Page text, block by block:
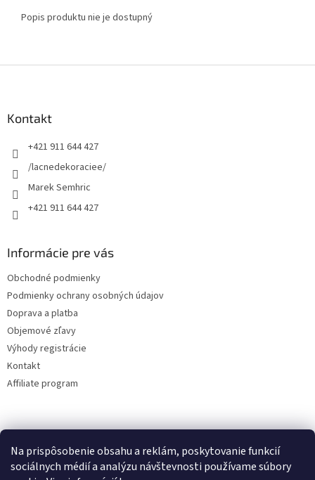
Na prispôsobenie obsahu a reklám, poskytovanie funkcií
sociálnych médií a analýzu návštevnosti používame súbory
Popis produktu nie je dostupný
Kontakt
+421 911 644 427
/lacnedekoraciee/
Marek Semhric
+421 911 644 427
Informácie pre vás
Obchodné podmienky
Podmienky ochrany osobných údajov
Doprava a platba
Objemové zľavy
Výhody registrácie
Kontakt
Affiliate program